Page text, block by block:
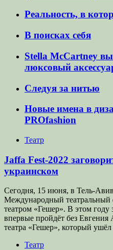
Реальность, в
В поисках себя
Stella McCartney
люксовый
Следуя за нитью
Новые имена в
PROfashion
Театр
Jaffa Fest-2022
украинском
Сегодня, 15 июня, в Тель-
Международный
театром «Гешер». В этом году
впервые пройдёт без Евгения
театра «Гешер», который
Театр